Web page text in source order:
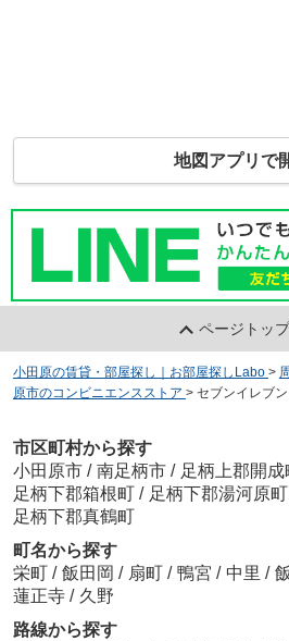
地図アプリで
ページトッ
小田原の賃貸・部屋探し｜お部屋探しLabo >
原市のコンビニエンスストア > セブンイレブ
市区町村から探す
小田原市 / 南足柄市 / 足柄上郡開成
足柄下郡箱根町 / 足柄下郡湯河原町
足柄下郡真鶴町
町名から探す
栄町 / 飯田岡 / 扇町 / 鴨宮 / 中里 /
蓮正寺 / 久野
路線から探す